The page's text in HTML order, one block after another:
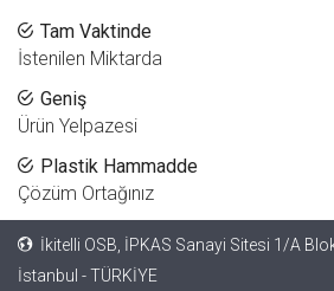
Tam Vaktinde
İstenilen Miktarda
Geniş
Ürün Yelpazesi
Plastik Hammadde
Çözüm Ortağınız
İkitelli OSB, İPKAS Sanayi Sitesi 1/A
İstanbul - TÜRKİYE